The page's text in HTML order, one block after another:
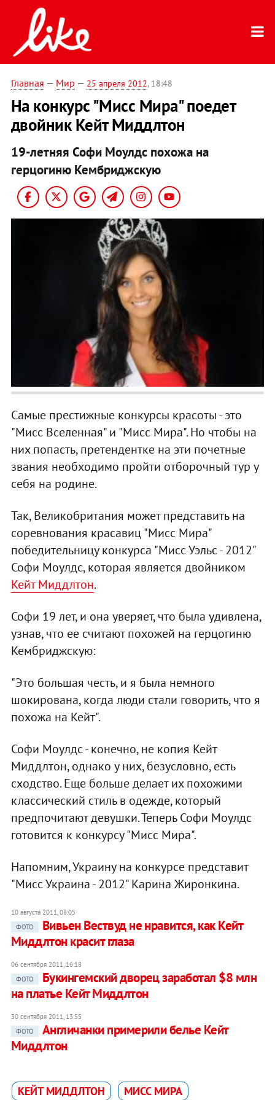
Главная — Мир — 25 апреля 2012, 18:48
На конкурс "Мисс Мира" поедет
двойник Кейт Миддлтон
19-летняя Софи Моулдс похожа на
герцогиню Кембриджскую
Самые престижные конкурсы красоты - это
"Мисс Вселенная" и "Мисс Мира". Но чтобы на
них попасть, претендентке на эти почетные
звания необходимо пройти отборочный тур у
себя на родине.
Так, Великобритания может представить на
соревнования красавиц "Мисс Мира"
победительницу конкурса "Мисс Уэльс - 2012"
Софи Моулдс, которая является двойником
Кейт Миддлтон.
Софи 19 лет, и она уверяет, что была удивлена,
узнав, что ее считают похожей на герцогиню
Кембриджскую:
"Это большая честь, и я была немного
шокирована, когда люди стали говорить, что я
похожа на Кейт".
Софи Моулдс - конечно, не копия Кейт
Миддлтон, однако у них, безусловно, есть
сходство. Еще больше делает их похожими
классический стиль в одежде, который
предпочитают девушки. Теперь Софи Моулдс
готовится к конкурсу "Мисс Мира".
Напомним, Украину на конкурсе представит
"Мисс Украина - 2012" Карина Жиронкина.
10 августа 2011, 08:05
ФОТО
Вивьен Вествуд не нравится, как Кейт
Миддлтон красит глаза
06 сентября 2011, 16:18
ФОТО
Букингемский дворец заработал $8 млн
на платье Кейт Миддлтон
30 сентября 2011, 13:55
ФОТО
Англичанки примерили белье Кейт
Миддлтон
КЕЙТ МИДДЛТОН МИСС МИРА